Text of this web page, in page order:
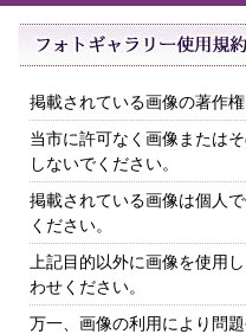
掲載されている画像の著作
当市に許可なく画像または
しないでください。
掲載されている画像は個人
ください。
上記目的以外に画像を使用
わせください。
万一、画像の利用により問